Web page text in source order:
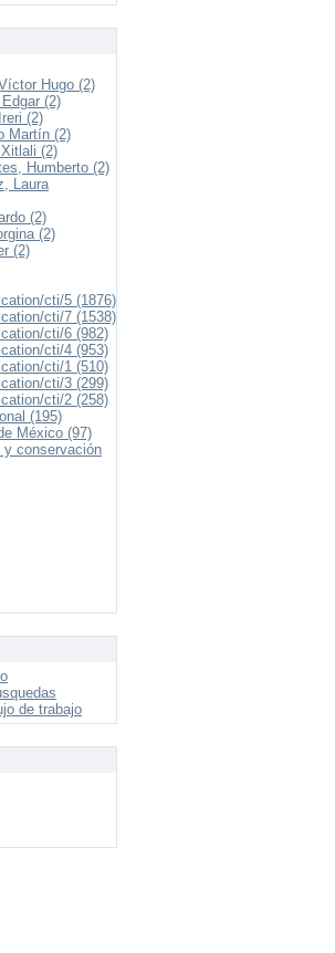
Hugo (2)
(2)
(2)
Martín (2)
(2)
Humberto (2)
Laura
(2)
(2)
(2)
cti/5 (1876)
cti/7 (1538)
cti/6 (982)
cti/4 (953)
cti/1 (510)
cti/3 (299)
cti/2 (258)
(195)
México (97)
y conservación
de trabajo